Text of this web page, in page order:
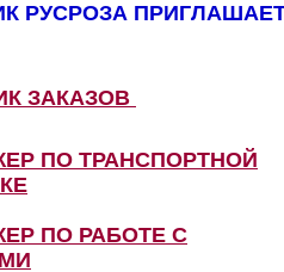
РУСРОЗА
ЗАКАЗОВ
ПО ТРАНСПОРТНОЙ
ПО РАБОТЕ С